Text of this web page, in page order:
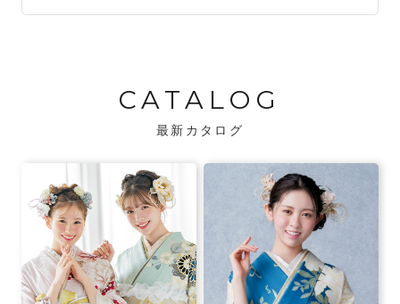
・振袖コンシェルジュが、振袖に合う小物や
バッグでお嬢様らしいコーディネートをご
CATALOG
最新カタログ